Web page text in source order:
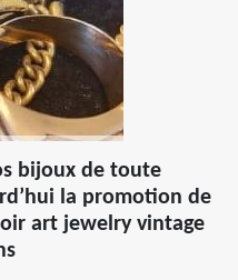
bijoux de toute
la promotion de
art jewelry vintage